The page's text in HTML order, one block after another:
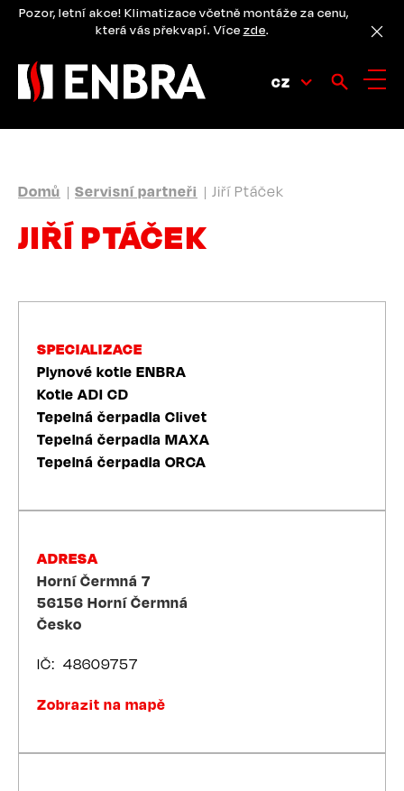
PřejítPozor, letní akce! Klimatizace včetně montáže za cenu,
která vás překvapí. Více zde.
CZ
DROBEČKOVÁ
NAVIGACE
Domů Servisní partneři Jiří Ptáček
JIŘÍ PTÁČEK
SPECIALIZACE
Plynové kotle ENBRA
Kotle ADI CD
Tepelná čerpadla Clivet
Tepelná čerpadla MAXA
Tepelná čerpadla ORCA
ADRESA
Horní Čermná 7
56156 Horní Čermná
Česko
IČ 48609757
Zobrazit na mapě